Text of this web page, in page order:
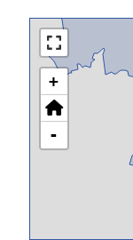
+
-